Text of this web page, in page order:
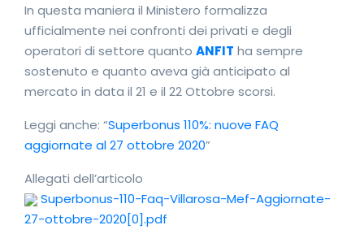
In questa maniera il Ministero formalizza
ufficialmente nei confronti dei privati e degli
operatori di settore quanto ANFIT ha sempre
sostenuto e quanto aveva già anticipato al
mercato in data il 21 e il 22 Ottobre scorsi.
Leggi anche: “Superbonus 110%: nuove FAQ
aggiornate al 27 ottobre 2020”
Allegati dell’articolo
Superbonus-110-Faq-Villarosa-Mef-Aggiornate-
27-ottobre-2020[0].pdf